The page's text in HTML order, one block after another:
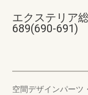
エクステリア
689(690-691)
空間デザインパーツ